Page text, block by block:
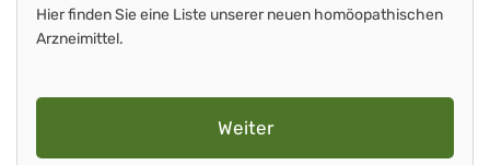
Hier finden Sie eine Liste unserer neuen homöopathischen
Arzneimittel.
Weiter